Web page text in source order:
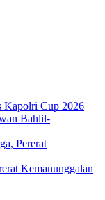
Kapolri Cup 2026
Bahlil-
Pererat
Kemanunggalan